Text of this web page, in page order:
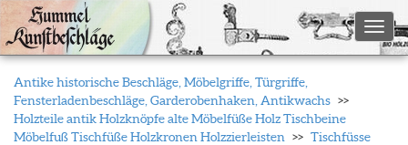
Antike historische Beschläge, Möbelgriffe, Türgriffe,
Fensterladenbeschläge, Garderobenhaken, Antikwachs
Holzteile antik Holzknöpfe alte Möbelfüße Holz Tischbeine
Möbelfuß Tischfüße Holzkronen Holzzierleisten
Tischfüsse